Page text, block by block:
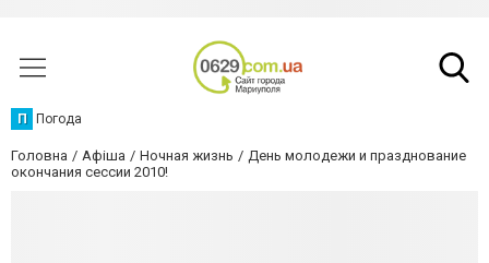
П Погода
Головна Афіша Ночная жизнь
День молодежи и празднование
окончания сессии 2010!